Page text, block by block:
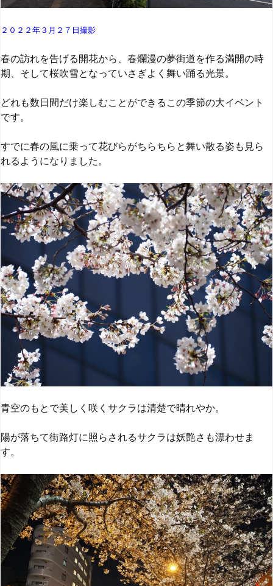
２０２２年３月２７日撮影
春の訪れを告げる開花から、春爛漫の夢街道を作る満開の時
期、そして桜吹雪となっていさぎよく舞い踊る光景。
どれも数日間だけ楽しむことができるこの季節の大イベント
です。
すでに春の風に乗って花びらがちらちらと舞い散る姿も見ら
れるようになりました。
青空のもとで美しく咲くサクラは清楚で晴れやか。
陽が落ちて街路灯に照らされるサクラは妖艶さも漂わせま
す。